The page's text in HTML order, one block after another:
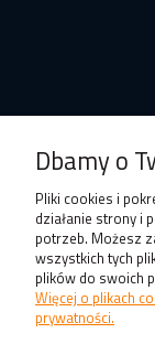
Dbamy o
Pliki cookies i
działanie strony i
potrzeb. Możesz
wszystkich tych
plików do swoich
Więcej o plikach
prywatności.